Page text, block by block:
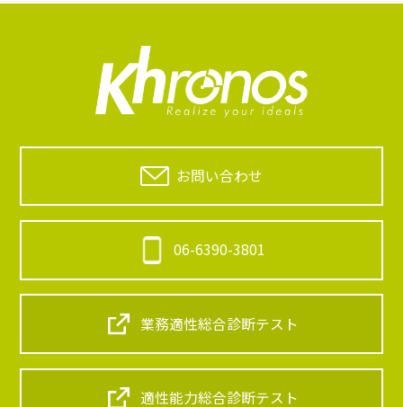
お問い合わせ
06-6390-3801
業務適性総合診断テスト
適性能力総合診断テスト